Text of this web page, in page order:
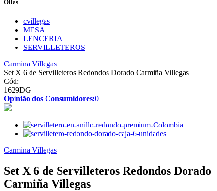
Ollas
cvillegas
MESA
LENCERIA
SERVILLETEROS
Carmina Villegas
Set X 6 de Servilleteros Redondos Dorado Carmiña Villegas
Cód:
1629DG
Opinião dos Consumidores:0
Carmina Villegas
Set X 6 de Servilleteros Redondos Dorado
Carmiña Villegas